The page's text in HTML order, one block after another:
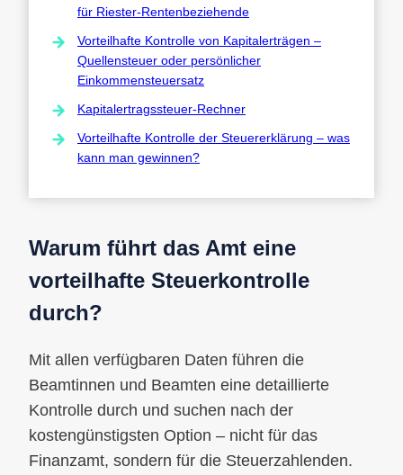
für Riester-Rentenbeziehende
Vorteilhafte Kontrolle von Kapitalerträgen –
Quellensteuer oder persönlicher
Einkommensteuersatz
Kapitalertragssteuer-Rechner
Vorteilhafte Kontrolle der Steuererklärung – was
kann man gewinnen?
Warum führt das Amt eine
vorteilhafte Steuerkontrolle
durch?
Mit allen verfügbaren Daten führen die
Beamtinnen und Beamten eine detaillierte
Kontrolle durch und suchen nach der
kostengünstigsten Option – nicht für das
Finanzamt, sondern für die Steuerzahlenden.